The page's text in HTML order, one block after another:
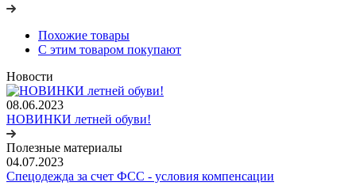
Похожие товары
С этим товаром покупают
Новости
08.06.2023
НОВИНКИ летней обуви!
Полезные материалы
04.07.2023
Спецодежда за счет ФСС - условия компенсации